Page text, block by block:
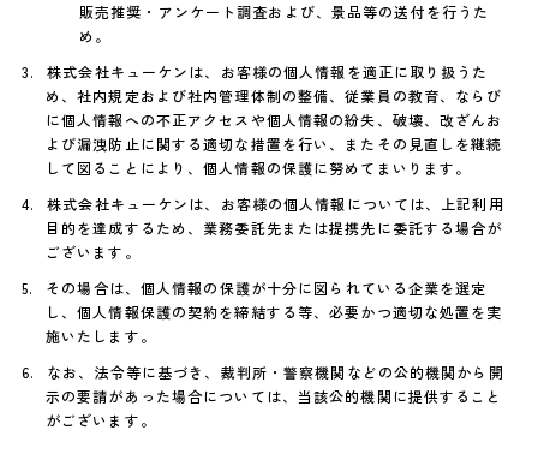
販売推奨・アンケート調査および、景品等の送付を行うた
め。
株式会社キューケンは、お客様の個人情報を適正に取り扱うた
め、社内規定および社内管理体制の整備、従業員の教育、ならび
に個人情報への不正アクセスや個人情報の紛失、破壊、改ざんお
よび漏洩防止に関する適切な措置を行い、またその見直しを継続
して図ることにより、個人情報の保護に努めてまいります。
株式会社キューケンは、お客様の個人情報については、上記利用
目的を達成するため、業務委託先または提携先に委託する場合が
ございます。
その場合は、個人情報の保護が十分に図られている企業を選定
し、個人情報保護の契約を締結する等、必要かつ適切な処置を実
施いたします。
なお、法令等に基づき、裁判所・警察機関などの公的機関から開
示の要請があった場合については、当該公的機関に提供すること
がございます。